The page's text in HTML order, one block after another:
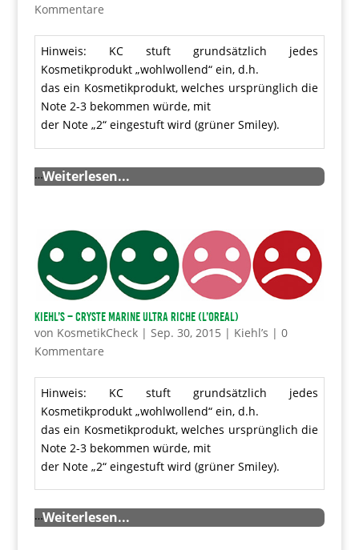
Kommentare
Hinweis: KC stuft grundsätzlich jedes
Kosmetikprodukt „wohlwollend“ ein, d.h.
das ein Kosmetikprodukt, welches ursprünglich die
Note 2-3 bekommen würde, mit
der Note „2“ eingestuft wird (grüner Smiley).
…Weiterlesen...
Kiehl’s – Cryste Marine Ultra Riche (L’OREAL)
von KosmetikCheck| Sep. 30, 2015 | Kiehl’s | 0
Kommentare
Hinweis: KC stuft grundsätzlich jedes
Kosmetikprodukt „wohlwollend“ ein, d.h.
das ein Kosmetikprodukt, welches ursprünglich die
Note 2-3 bekommen würde, mit
der Note „2“ eingestuft wird (grüner Smiley).
…Weiterlesen...